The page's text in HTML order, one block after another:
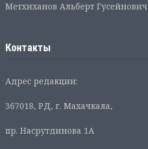
Метхиханов Альберт Гусейнович
Контакты
Адрес редакции:
367018, РД, г. Махачкала,
пр. Насрутдинова 1А